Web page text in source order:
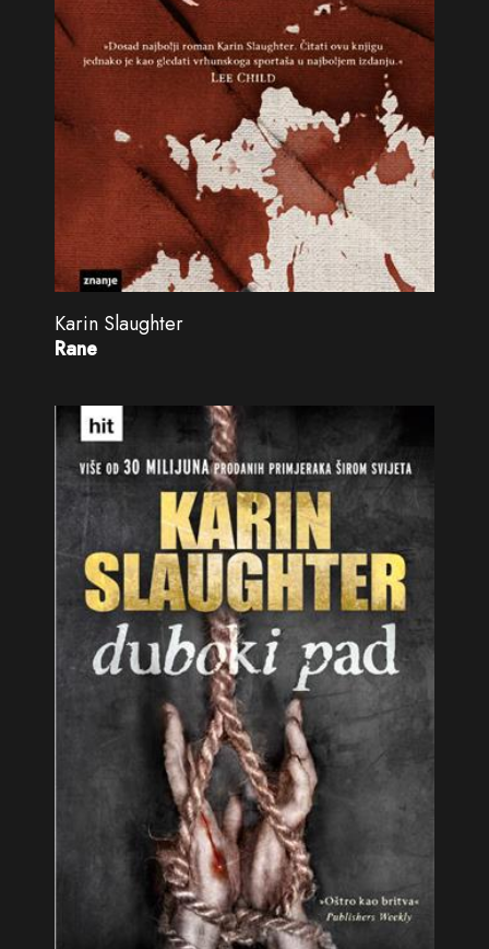
Karin Slaughter
Rane